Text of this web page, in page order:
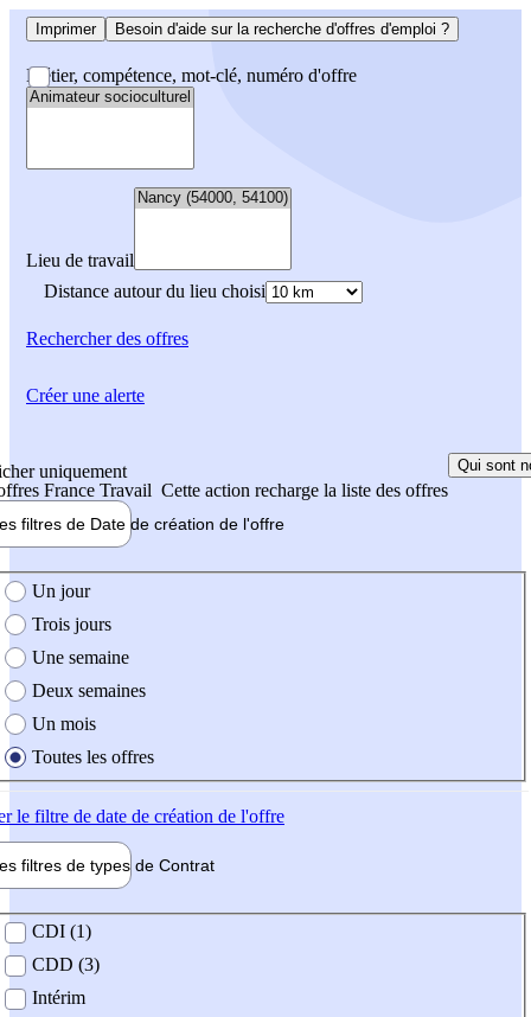
Imprimer Besoin d'aide sur la recherche d'offres d'emploi ?
Métier, compétence, mot-clé, numéro d'offre
Lieu de travail
Distance autour du lieu choisi
Rechercherdes offres
uniquement
France Travail Cette action recharge la liste des offres
Qui sont
filtres de Date de création de l'offre
création de l'offre
Un jour
Trois jours
Une semaine
Deux semaines
Un mois
Toutes les offres
le filtre de date de création de l'offre
filtres de types de Contrat
contrat
CDI (1)
CDD (3)
Intérim
Créer une alerte